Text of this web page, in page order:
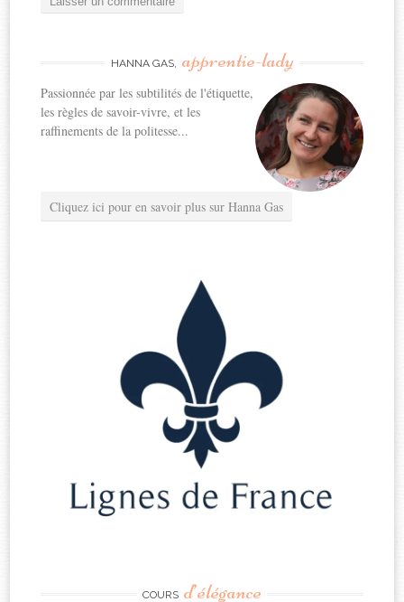
HANNA GAS, apprentie-lady
Passionnée par les subtilités de l'étiquette,
les règles de savoir-vivre, et les
raffinements de la politesse...
Cliquez ici pour en savoir plus sur Hanna Gas
COURS d’élégance